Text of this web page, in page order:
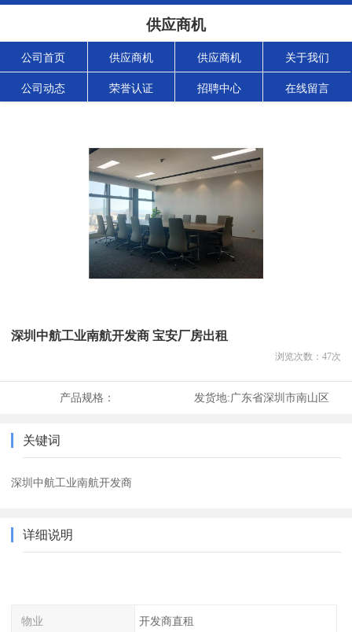
供应商机
公司首页 供应商机 供应商机 关于我们
公司动态 荣誉认证 招聘中心 在线留言
深圳中航工业南航开发商 宝安厂房出租
浏览次数： 47次
产品规格： 发货地:广东省深圳市南山区
关键词
深圳中航工业南航开发商
详细说明
物业 开发商直租